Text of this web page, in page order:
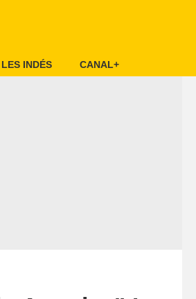
LES INDÉS CANAL+